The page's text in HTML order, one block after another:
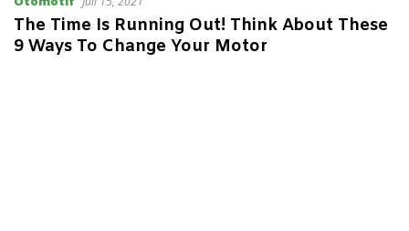
The Time Is Running Out! Think About These
9 Ways To Change Your Motor